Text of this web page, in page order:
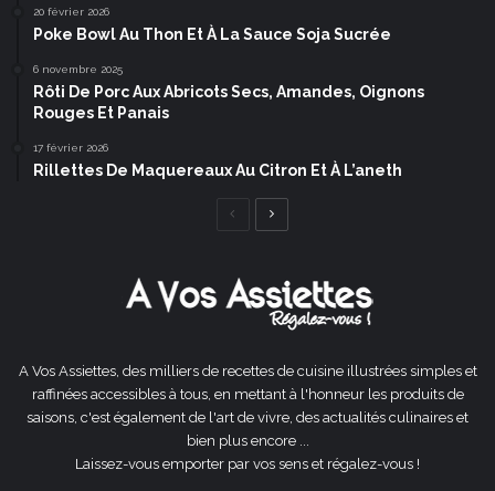
20 février 2026
Poke Bowl Au Thon Et À La Sauce Soja Sucrée
6 novembre 2025
Rôti De Porc Aux Abricots Secs, Amandes, Oignons
Rouges Et Panais
17 février 2026
Rillettes De Maquereaux Au Citron Et À L’aneth
Page
A Vos Assiettes, des milliers de recettes de cuisine illustrées simples et
raffinées accessibles à tous, en mettant à l'honneur les produits de
saisons, c'est également de l'art de vivre, des actualités culinaires et
bien plus encore ...
Laissez-vous emporter par vos sens et régalez-vous !